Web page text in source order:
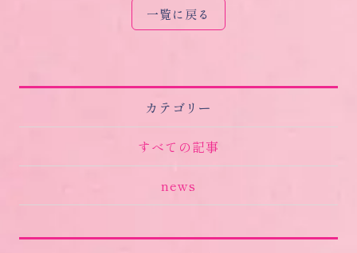
カテゴリー
すべての記事
news
一覧に戻る